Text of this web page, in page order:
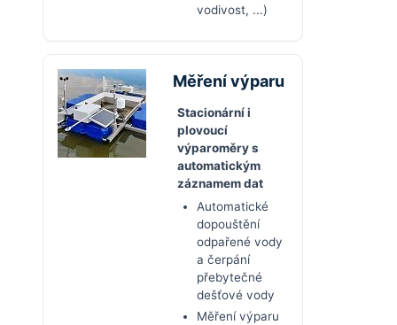
vodivost, ...)
Měření výparu
Stacionární i
plovoucí
výparoměry s
automatickým
záznamem dat
Automatické
dopouštění
odpařené vody
a čerpání
přebytečné
dešťové vody
Měření výparu